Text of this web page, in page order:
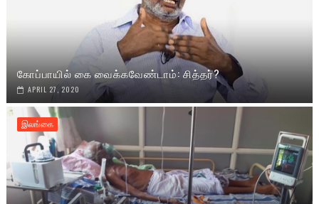
கோப்பாயில் கை வைக்கவேண்டாம்: சித்தர்?
APRIL 27, 2020
இலங்கை